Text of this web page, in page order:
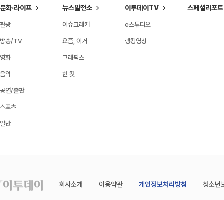
문화·라이프
관광
방송/TV
영화
음악
공연/출판
스포츠
일반
뉴스발전소
이슈크래커
요즘, 이거
그래픽스
한 컷
이투데이TV
e스튜디오
랭킹영상
스페셜리포트
회사소개 이용약관 개인정보처리방침 청소년